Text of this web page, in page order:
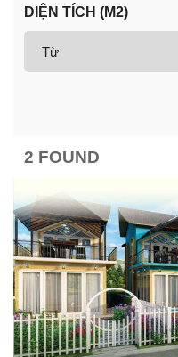
DIỆN TÍCH (M2)
2 FOUND